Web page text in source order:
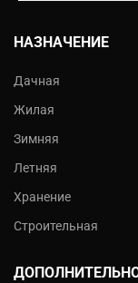
НАЗНАЧЕНИЕ
Дачная
Жилая
Зимняя
Летняя
Хранение
Строительная